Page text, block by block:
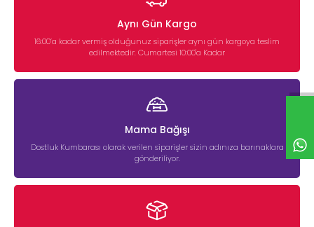
Aynı Gün Kargo
16:00’a kadar vermiş olduğunuz siparişler aynı gün kargoya teslim
edilmektedir. Cumartesi 10:00'a Kadar
Mama Bağışı
Dostluk Kumbarası olarak verilen siparişler sizin adınıza barınaklara
gönderiliyor.